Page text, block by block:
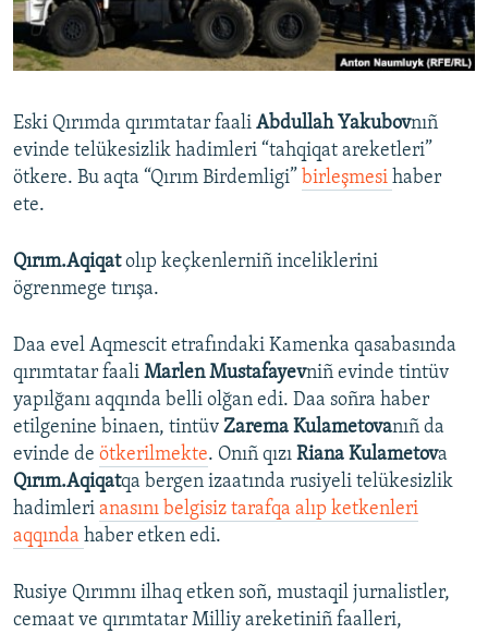
Русский
Українською
QOŞULIÑIZ!
Eski Qırımda qırımtatar faali Abdullah Yakubovnıñ
evinde telükesizlik hadimleri “tahqiqat areketleri”
ötkere. Bu aqta “Qırım Birdemligi” birleşmesi haber
ete.
Qırım.Aqiqatolıp keçkenlerniñ inceliklerini
ögrenmege tırışa.
Daa evel Aqmescit etrafındaki Kamenka qasabasında
qırımtatar faali Marlen Mustafayevniñ evinde tintüv
yapılğanı aqqında belli olğan edi. Daa soñra haber
etilgenine binaen, tintüv Zarema Kulametovanıñ da
evinde de ötkerilmekte. Onıñ qızı Riana Kulametova
Qırım.Aqiqatqa bergen izaatında rusiyeli telükesizlik
hadimleri anasını belgisiz tarafqa alıp ketkenleri
aqqında haber etken edi.
Rusiye Qırımnı ilhaq etken soñ, mustaqil jurnalistler,
cemaat ve qırımtatar Milliy areketiniñ faalleri,